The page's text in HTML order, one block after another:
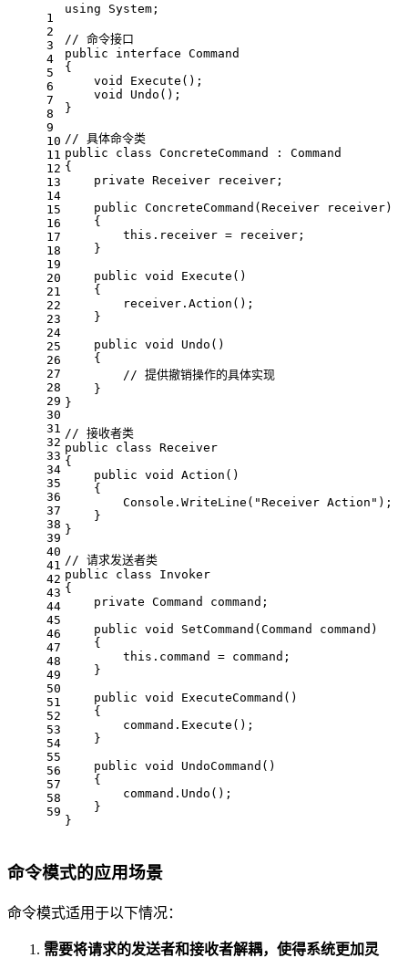
1
2
3
4
5
6
7
8
9
10
11
12
13
14
15
16
17
18
19
20
21
22
23
24
25
26
27
28
29
30
31
32
33
34
35
36
37
38
39
40
41
42
43
44
45
46
47
48
49
50
51
52
53
54
55
56
57
58
59
using System;
// 命令接口
public
interface Command
{
void
Execute () ;
void
Undo () ;
}
// 具体命令类
public
class ConcreteCommand : Command
{
private Receiver receiver;
public ConcreteCommand (Receiver receiver)
    {
this .receiver = receiver;
    }
public void Execute ()
    {
        receiver.Action();
    }
public void Undo ()
    {
// 提供撤销操作的具体实现
    }
}
// 接收者类
public
class Receiver
{
public void Action ()
    {
        Console.WriteLine(
"Receiver Action" );
    }
}
// 请求发送者类
public
class
Invoker
{
private Command command;
public void SetCommand (Command command )
    {
this .command = command;
    }
public void ExecuteCommand ()
    {
        command.Execute();
    }
public void UndoCommand ()
    {
        command.Undo();
    }
}
命令模式的应用场景
命令模式适用于以下情况：
需要将请求的发送者和接收者解耦，使得系统更加灵